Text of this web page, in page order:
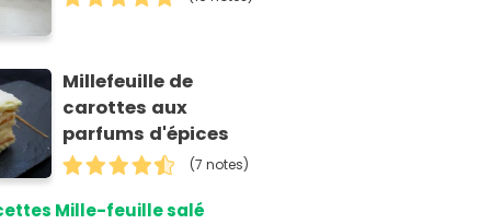
Millefeuille de
carottes aux
parfums d'épices
(7 notes)
Mille-feuille salé